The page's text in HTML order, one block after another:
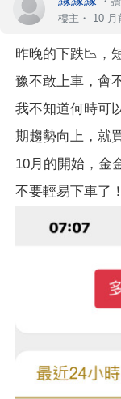
樓主 ・ 10 月
昨晚的下跌📉，
豫不敢上車，會
我不知道何時可
期趨勢向上，就
10月的開始，金
不要輕易下車了！